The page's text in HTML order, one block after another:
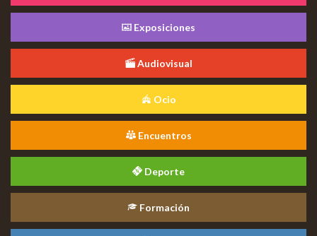
Exposiciones
Audiovisual
Ocio
Encuentros
Deporte
Formación